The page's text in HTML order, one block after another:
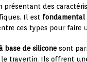
présentant des
Il est fondamental
ces types pour faire
base de silicone sont
travertin. Ils offrent